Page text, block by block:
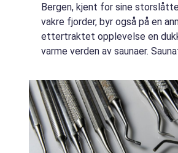
Bergen, kjent for sine
vakre fjorder, byr også på en
ettertraktet opplevelse en
varme verden av saunaer.
hvor det f&...